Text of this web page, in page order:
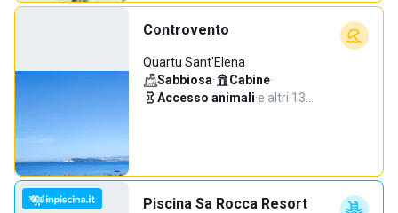
Controvento
Quartu Sant'Elena
Sabbiosa· Cabine·
Accesso animali·e altri 13…
Piscina Sa Rocca Resort